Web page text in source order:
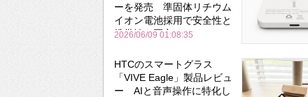
ーを発売 準固体リチウム
イオン電池採用で安全性と
携帯性を両立
2026/06/09 01:08:35
HTCのスマートグラス
「VIVE Eagle」製品レビュ
ー AIと音声操作に特化し